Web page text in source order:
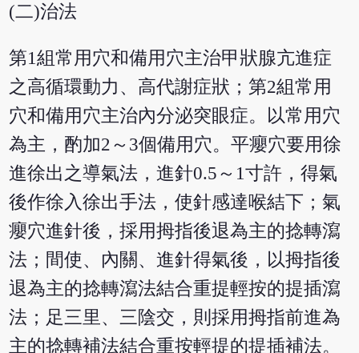
(二)治法
第1組常用穴和備用穴主治甲狀腺亢進症
之高循環動力、高代謝症狀；第2組常用
穴和備用穴主治內分泌突眼症。以常用穴
為主，酌加2～3個備用穴。平癭穴要用徐
進徐出之導氣法，進針0.5～1寸許，得氣
後作徐入徐出手法，使針感達喉結下；氣
癭穴進針後，採用拇指後退為主的捻轉瀉
法；間使、內關、進針得氣後，以拇指後
退為主的捻轉瀉法結合重提輕按的提插瀉
法；足三里、三陰交，則採用拇指前進為
主的捻轉補法結合重按輕提的提插補法。